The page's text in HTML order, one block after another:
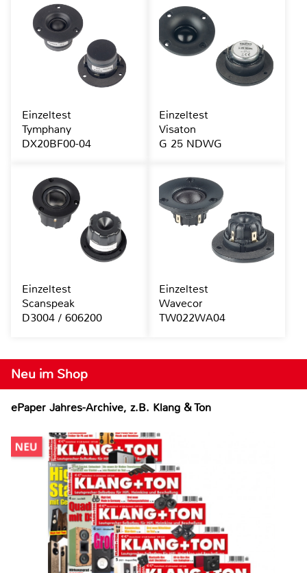
Neu im Shop
ePaper Jahres-Archive, z.B. Klang & Ton
Einzeltest
Tymphany
DX20BF00-04
Einzeltest
Visaton
G 25 NDWG
Einzeltest
Scanspeak
D3004 / 606200
Einzeltest
Wavecor
TW022WA04